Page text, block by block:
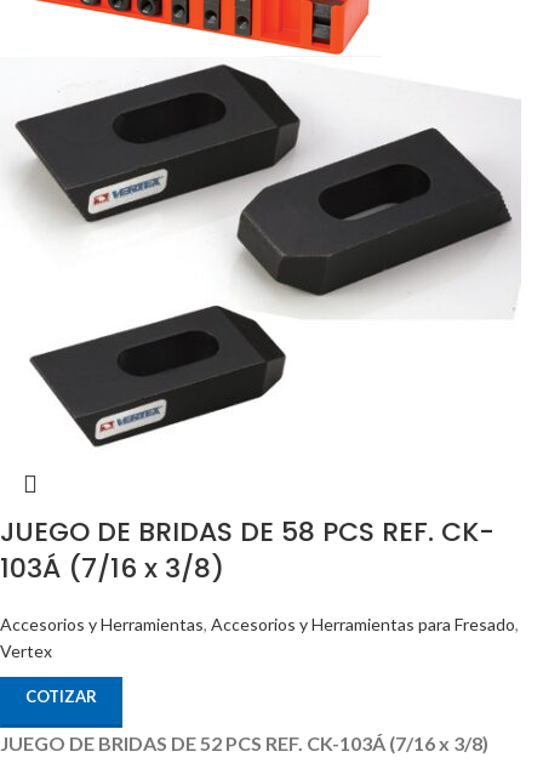
JUEGO DE BRIDAS DE 58 PCS REF. CK-
103Á (7/16 x 3/8)
Accesorios y Herramientas, Accesorios y Herramientas para Fresado,
Vertex
COTIZAR
JUEGO DE BRIDAS DE 52 PCS REF. CK-103Á (7/16 x 3/8)